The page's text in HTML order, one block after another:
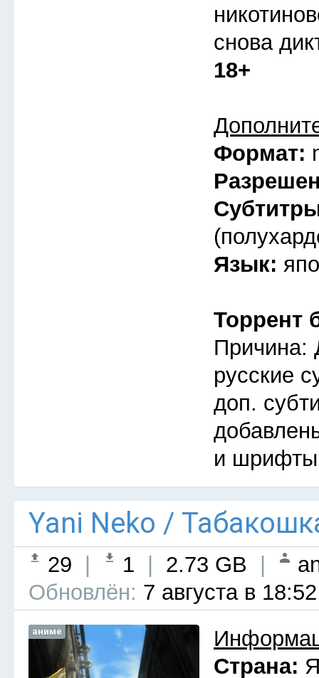
снова
18+
Формат:
Язык:
Торрент
Причина:
русские
доп.
и
Yani Neko /
29 1 2.73 GB
Обновлён: 7 августа в 18:52
аниме
Страна: